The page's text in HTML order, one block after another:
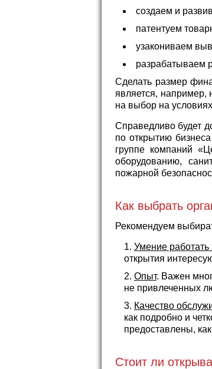
создаем и
патентуем
узакониваем
разрабатываем
Сделать размер
является, например,
на выбор на
Справедливо будет
по открытию
группе компаний
оборудованию,
пожарной
Как выбрать
Рекомендуем
Умение работать
открытия
Опыт. Важен
не привлеченных
Качество
как подробно и
предоставлены,
Стоит ли